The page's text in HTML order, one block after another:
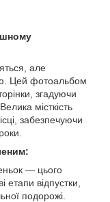
але
Цей фотоальбом
згадуючи
місткість
забезпечуючи
— цього
етапи відпустки,
подорожі.